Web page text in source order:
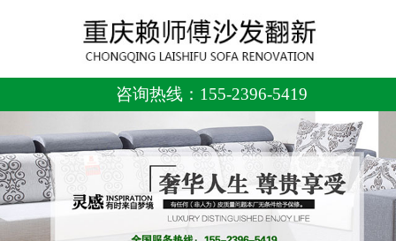
咨询热线： 155-2396-5419